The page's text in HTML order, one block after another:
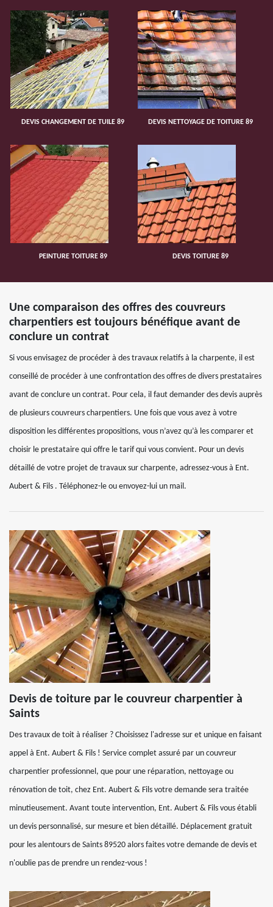
DEVIS CHANGEMENT DE TUILE 89 DEVIS NETTOYAGE DE TOITURE 89
PEINTURE TOITURE 89 DEVIS TOITURE 89
Une comparaison des offres des couvreurs
charpentiers est toujours bénéfique avant de
conclure un contrat
Si vous envisagez de procéder à des travaux relatifs à la charpente, il est
conseillé de procéder à une confrontation des offres de divers prestataires
avant de conclure un contrat. Pour cela, il faut demander des devis auprès
de plusieurs couvreurs charpentiers. Une fois que vous avez à votre
disposition les différentes propositions, vous n’avez qu’à les comparer et
choisir le prestataire qui offre le tarif qui vous convient. Pour un devis
détaillé de votre projet de travaux sur charpente, adressez-vous à Ent.
Aubert & Fils . Téléphonez-le ou envoyez-lui un mail.
Devis de toiture par le couvreur charpentier à
Saints
Des travaux de toit à réaliser ? Choisissez l'adresse sur et unique en faisant
appel à Ent. Aubert & Fils ! Service complet assuré par un couvreur
charpentier professionnel, que pour une réparation, nettoyage ou
rénovation de toit, chez Ent. Aubert & Fils votre demande sera traitée
minutieusement. Avant toute intervention, Ent. Aubert & Fils vous établi
un devis personnalisé, sur mesure et bien détaillé. Déplacement gratuit
pour les alentours de Saints 89520 alors faites votre demande de devis et
n'oublie pas de prendre un rendez-vous !